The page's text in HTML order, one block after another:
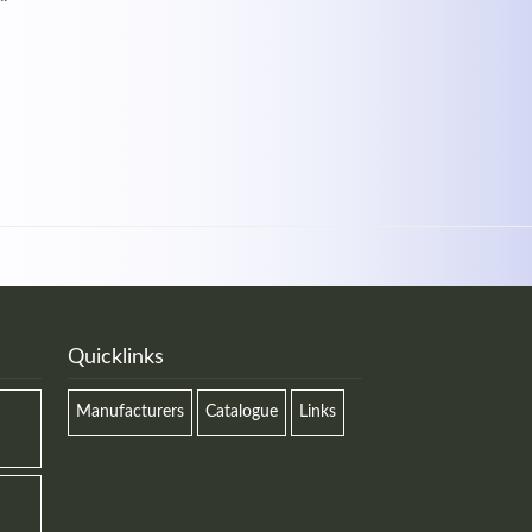
Quicklinks
Manufacturers Catalogue Links